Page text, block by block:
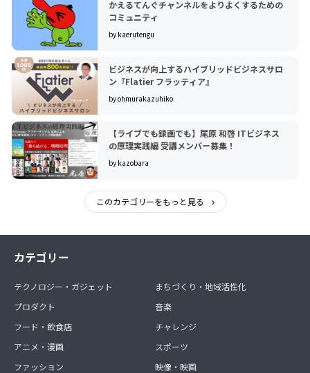
かえるてんぐチャンネルをよりよくするための
コミュニティ
by kaerutengu
ビジネスが向上するハイブリッドビジネスサロ
ン『Flatier フラッティア』
by ohmurakazuhiko
【ライブでも録画でも】尾原 和啓 ITビジネス
の原理実践編 受講メンバー募集！
by kazobara
このカテゴリーをもっと見る
カテゴリー
テクノロジー・ガジェット
プロダクト
フード・飲食店
アニメ・漫画
ファッション
まちづくり・地域活性化
音楽
チャレンジ
スポーツ
映像・映画